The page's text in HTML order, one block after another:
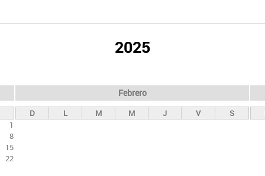
2025
1
8
15
22
Febrero
D L M M J V S